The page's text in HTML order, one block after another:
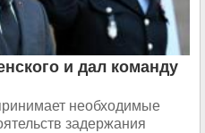
и дал команду
необходимые
задержания